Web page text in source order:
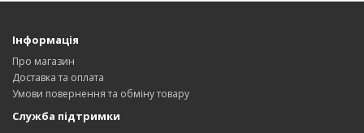
Інформація
Про магазин
Доставка та оплата
Умови повернення та обміну товару
Служба підтримки